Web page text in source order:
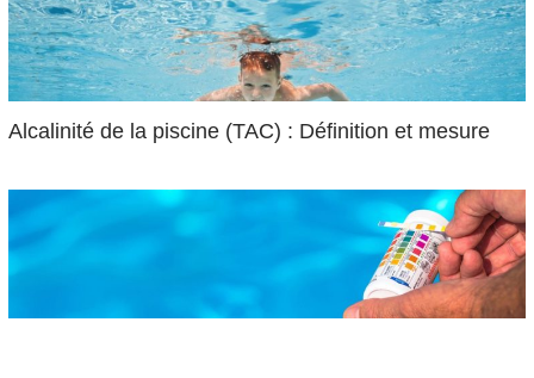
Alcalinité de la piscine (TAC) : Définition et mesure